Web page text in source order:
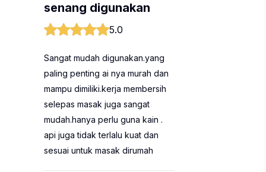
senang digunakan
5.0
Sangat mudah digunakan.yang
paling penting ai nya murah dan
mampu dimiliki.kerja membersih
selepas masak juga sangat
mudah.hanya perlu guna kain .
api juga tidak terlalu kuat dan
sesuai untuk masak dirumah